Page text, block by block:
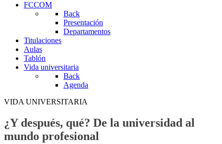
FCCOM
Back
Presentación
Departamentos
Titulaciones
Aulas
Tablón
Vida universitaria
Back
Agenda
VIDA UNIVERSITARIA
¿Y después, qué? De la universidad al
mundo profesional